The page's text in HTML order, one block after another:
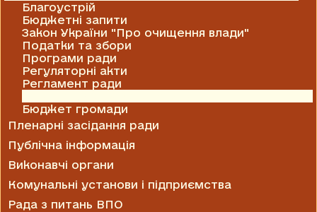
Благоустрій
Бюджетні запити
Закон України "Про очищення влади"
Податки та збори
Програми ради
Регуляторні акти
Регламент ради
Бюджет громади
Пленарні засідання ради
Публічна інформація
Виконавчі органи
Комунальні установи і підприємства
Рада з питань ВПО